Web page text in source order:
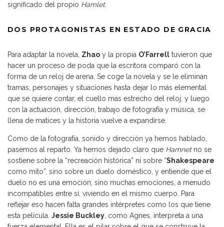
significado del propio Hamlet.
DOS PROTAGONISTAS EN ESTADO DE GRACIA
Para adaptar la novela, Zhao y la propia O’Farrell tuvieron que
hacer un proceso de poda que la escritora comparó con la
forma de un reloj de arena. Se coge la novela y se le eliminan
tramas, personajes y situaciones hasta dejar lo más elemental
que se quiere contar, el cuello más estrecho del reloj, y luego
con la actuación, dirección, trabajo de fotografía y música, se
llena de matices y la historia vuelve a expandirse.
Como de la fotografía, sonido y dirección ya hemos hablado,
pasemos al reparto. Ya hemos dejado claro que Hamnetno se
sostiene sobre la “recreación histórica” ni sobre “Shakespeare
como mito”, sino sobre un duelo doméstico, y entiende que el
duelo no es una emoción, sino muchas emociones, a menudo
incompatibles entre sí, viviendo en el mismo cuerpo. Para
reflejar eso hacen falta grandes intérpretes como los que tiene
esta película. Jessie Buckley, como Agnes, interpreta a una